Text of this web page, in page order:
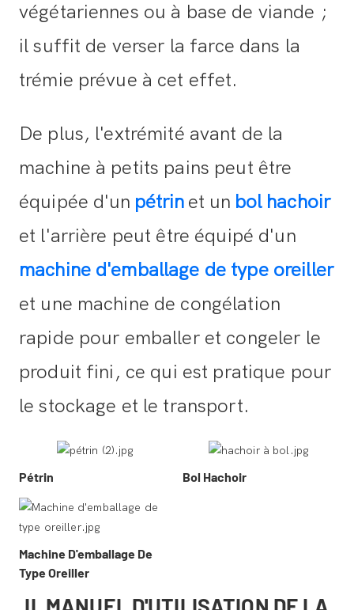
végétariennes ou à base de viande ;
il suffit de verser la farce dans la
trémie prévue à cet effet.
De plus, l'extrémité avant de la
machine à petits pains peut être
équipée d'un pétrin et un bol hachoir
et l'arrière peut être équipé d'un
machine d'emballage de type oreiller
et une machine de congélation
rapide pour emballer et congeler le
produit fini, ce qui est pratique pour
le stockage et le transport.
Pétrin Bol Hachoir
Machine D'emballage De
Type Oreiller